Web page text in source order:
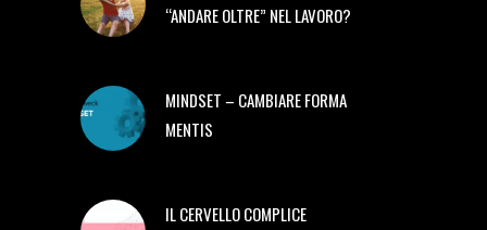
“ANDARE OLTRE” NEL LAVORO?
MINDSET – CAMBIARE FORMA
MENTIS
IL CERVELLO COMPLICE